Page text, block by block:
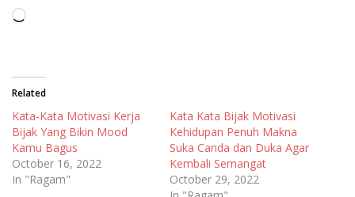
Loading…
Related
Kata-Kata Motivasi Kerja
Bijak Yang Bikin Mood
Kamu Bagus
October 16, 2022
In "Ragam"
Kata Kata Bijak Motivasi
Kehidupan Penuh Makna
Suka Canda dan Duka Agar
Kembali Semangat
October 29, 2022